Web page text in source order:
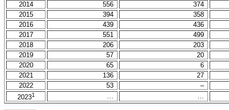
2014
556
374
2015
394
358
2016
439
436
2017
551
499
2018
206
203
2019
57
20
2020
65
6
2021
136
27
2022
53
–
20231 … …